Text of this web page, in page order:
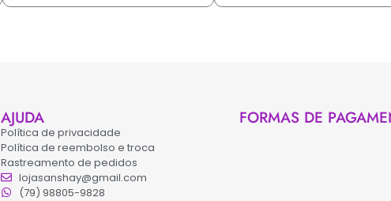
AJUDA
Política de privacidade
Política de reembolso e troca
Rastreamento de pedidos
lojasanshay@gmail.com
(79) 98805-9828
FORMAS DE